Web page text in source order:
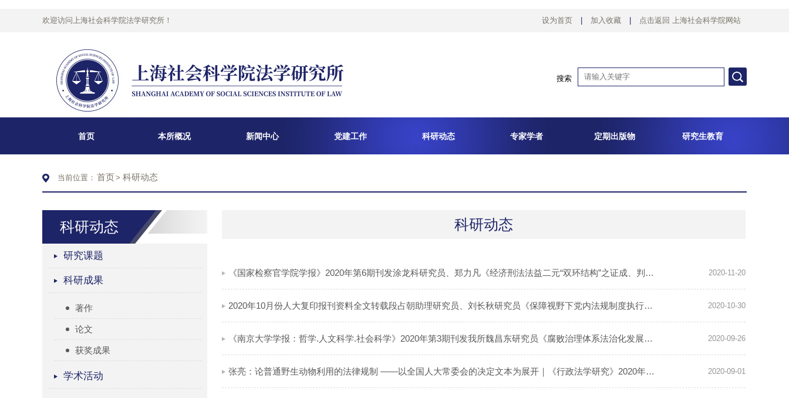
欢迎访问上海社会科学院法学研究所！ 设为首页 加入收藏 点击返回 上海社会科学院网站
搜索
首页 本所概况 新闻中心 党建工作 科研动态 专家学者 定期出版物 研究生教育
当前位置： 首页> 科研动态
科研动态
研究课题
科研成果
著作
论文
获奖成果
学术活动
科研动态
《国家检察官学院学报》2020年第6期刊发涂龙科研究员、郑力凡《经济刑法法益二元“双环结构”之证成、判断... 2020-11-20
2020年10月份人大复印报刊资料全文转载段占朝助理研究员、刘长秋研究员《保障视野下党内法规制度执行力提升... 2020-10-30
《南京大学学报：哲学.人文科学.社会科学》2020年第3期刊发我所魏昌东研究员《腐败治理体系法治化发展的一... 2020-09-26
张亮：论普通野生动物利用的法律规制 ——以全国人大常委会的决定文本为展开｜《行政法学研究》2020年第4期 2020-09-01